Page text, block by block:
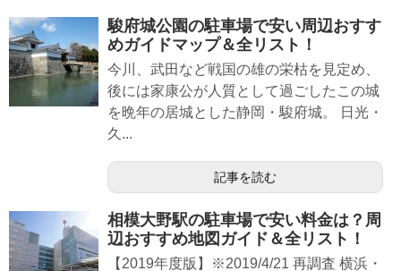
駿府城公園の駐車場で安い周辺おすす
めガイドマップ＆全リスト！
今川、武田など戦国の雄の栄枯を見定め、
後には家康公が人質として過ごしたこの城
を晩年の居城とした静岡・駿府城。 日光・
久...
記事を読む
相模大野駅の駐車場で安い料金は？周
辺おすすめ地図ガイド＆全リスト！
【2019年度版】※2019/4/21 再調査 横浜・